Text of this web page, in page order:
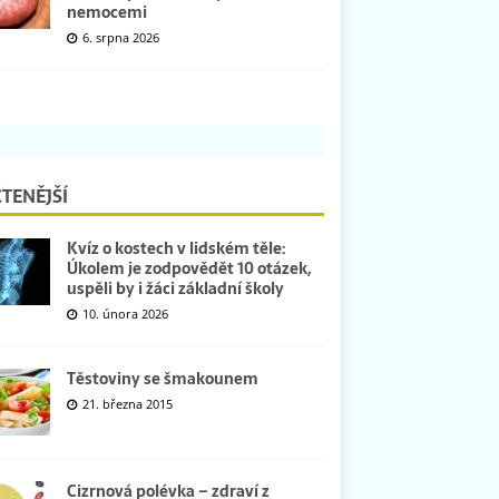
nemocemi
6. srpna 2026
Kvíz o kostech v lidském těle:
Úkolem je zodpovědět 10 otázek,
uspěli by i žáci základní školy
10. února 2026
Těstoviny se šmakounem
21. března 2015
Cizrnová polévka – zdraví z